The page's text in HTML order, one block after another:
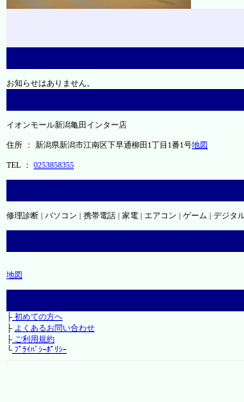
お知らせはありません。
イオンモール新潟亀田インター店
住所 ： 新潟県新潟市江南区下早通柳田1丁目1番1号地図
TEL ： 0253858355
修理診断 | パソコン | 携帯電話 | 家電 | エアコン | ゲーム | デジタ
地図
├初めての方へ
├ よくあるお問い合わせ
├ご利用規約
└ﾌﾟﾗｲﾊﾞｼｰﾎﾟﾘｼｰ